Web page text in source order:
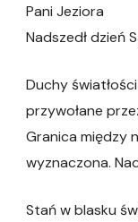
Pani Jeziora
Nadszedł dzień
Duchy
przywołane
Granica między
wyznaczona.
Stań w blasku